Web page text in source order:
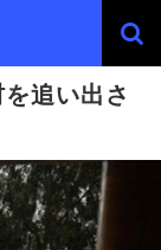
追い出さ